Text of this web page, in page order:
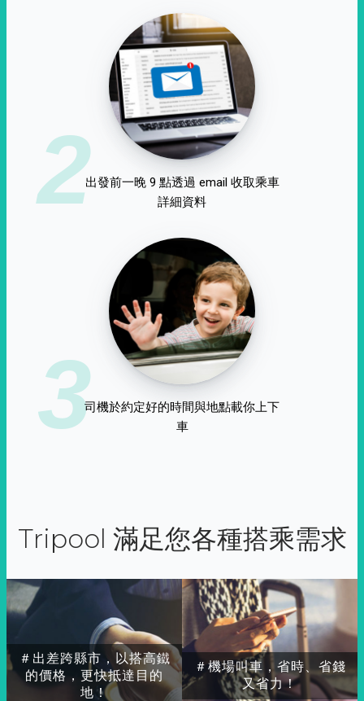
2出發前一晚 9 點透過 email 收取乘車
詳細資料
3司機於約定好的時間與地點載你上下
車
Tripool 滿足您各種搭乘需求
＃出差跨縣市，以搭高鐵
的價格，更快抵達目的
地！
＃機場叫車，省時、省錢
又省力！